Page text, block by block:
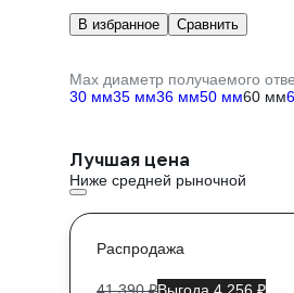
В избранное Сравнить
Max диаметр получаемого
30 мм35 мм36 мм50 мм60 мм
Лучшая цена
Ниже средней рыночной
Распродажа